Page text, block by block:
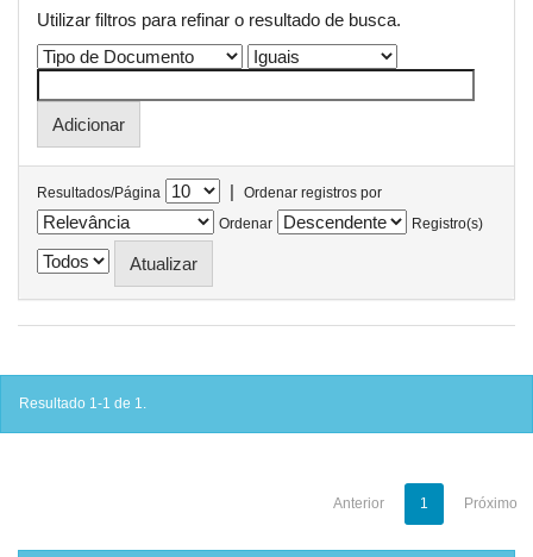
Utilizar filtros para refinar o resultado de busca.
Resultados/Página |
Ordenar registros por
Ordenar
Registro(s)
Resultado 1-1 de 1.
Anterior 1 Próximo